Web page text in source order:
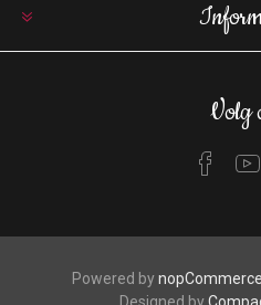
Volg
Powered bynopCommerce